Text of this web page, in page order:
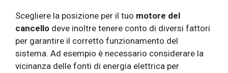
Scegliere la posizione per il tuo motore del
cancello deve inoltre tenere conto di diversi fattori
per garantire il corretto funzionamento del
sistema. Ad esempio è necessario considerare la
vicinanza delle fonti di energia elettrica per